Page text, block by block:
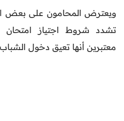
ويعترض المحامون على بعض
تشدد شروط اجتياز امتحان
معتبرين أنها تعيق دخول